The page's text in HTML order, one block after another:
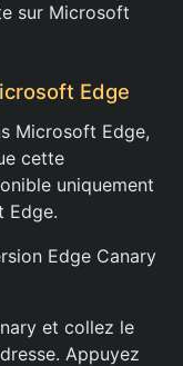
sur Microsoft
Edge
Microsoft Edge,
cette
uniquement
Edge.
Edge Canary
et collez le
Appuyez